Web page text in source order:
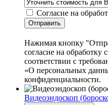
Согласие на
Отправить
Нажимая кнопку
согласие на
соответствии с
«О персональных
конфиденциальности.
Видеоэндоскоп